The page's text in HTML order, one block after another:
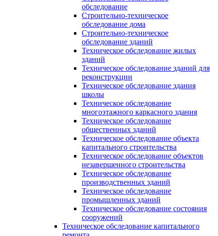
обследование
Строительно-техническое
обследование дома
Строительно-техническое
обследование зданий
Техническое обследование жилых
зданий
Техническое обследование зданий для
реконструкции
Техническое обследование здания
школы
Техническое обследование
многоэтажного каркасного здания
Техническое обследование
общественных зданий
Техническое обследование объекта
капитального строительства
Техническое обследование объектов
незавершенного строительства
Техническое обследование
производственных зданий
Техническое обследование
промышленных зданий
Техническое обследование состояния
сооружений
Техническое обследование капитального